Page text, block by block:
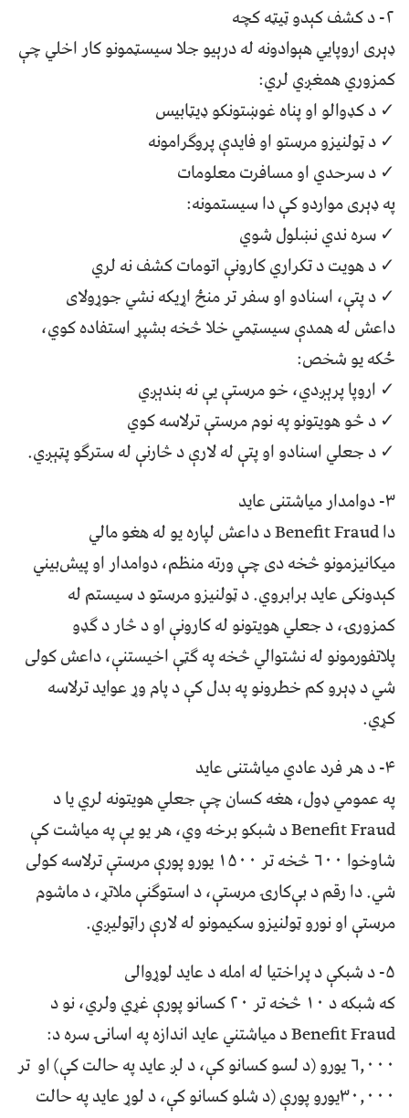
۲- د کشف کېدو ټیټه کچه
ډېری اروپایي هېوادونه له درېیو جلا سیسټمونو کار اخلي چې
کمزوري همغږي لري:
✓ د کډوالو او پناه غوښتونکو ډیټابیس
✓ د ټولنیزو مرستو او فایدې پروګرامونه
✓ د سرحدي او مسافرت معلومات
په ډېری مواردو کې دا سیستمونه:
✓ سره ندي نښلول شوي
✓ د هویت د تکراري کارونې اتومات کشف نه لري
✓ د پتې، اسنادو او سفر تر منځ اړیکه نشي جوړولای
داعش له همدې سیسټمي خلا څخه بشپړ استفاده کوي،
ځکه یو شخص:
✓ اروپا پرېږدي، خو مرستې یې نه بندېږي
✓ د څو هویتونو په نوم مرستې ترلاسه کوي
✓ د جعلي اسنادو او پتې له لارې د څارنې له سترګو پټېږي.
۳- دوامدار میاشتنی عاید
دا Benefit Fraud د داعش لپاره یو له هغو مالي
میکانیزمونو څخه دی چې ورته منظم، دوامدار او پیش‌بیني
کېدونکی عاید برابروي. د ټولنیزو مرستو د سیستم له
کمزورۍ، د جعلي هویتونو له کارونې او د څار د ګډو
پلاتفورمونو له نشتوالي څخه په ګټې اخیستنې، داعش کولی
شي د ډېرو کم خطرونو په بدل کې د پام وړ عواید ترلاسه
کړي.
۴- د هر فرد عادي میاشتنی عاید
په عمومي ډول، هغه کسان چې جعلي هویتونه لري یا د
Benefit Fraud د شبکو برخه وي، هر یو یې په میاشت کې
شاوخوا ۶۰۰ څخه تر ۱۵۰۰ یورو پورې مرستې ترلاسه کولی
شي. دا رقم د بې‌کارۍ مرستې، د استوګنې ملاتړ، د ماشوم
مرستې او نورو ټولنیزو سکیمونو له لارې راټولیږي.
۵- د شبکې د پراختیا له امله د عاید لوړوالی
که شبکه د ۱۰ څخه تر ۲۰ کسانو پورې غړي ولري، نو د
Benefit Fraud د میاشتني عاید اندازه په اسانۍ سره د:
۶,۰۰۰ یورو (د لسو کسانو کې، د لږ عاید په حالت کې) او تر
۳۰,۰۰۰یورو پورې (د شلو کسانو کې، د لوړ عاید په حالت